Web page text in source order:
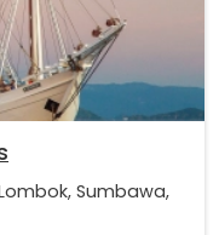
Sumbawa,